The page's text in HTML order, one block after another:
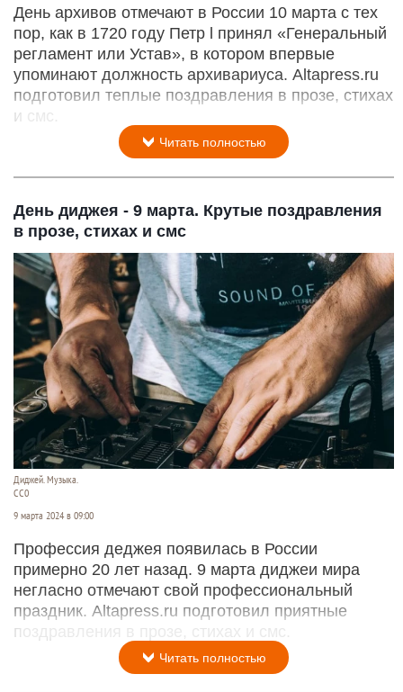
День архивов отмечают в России 10 марта с тех
пор, как в 1720 году Петр l принял «Генеральный
регламент или Устав», в котором впервые
упоминают должность архивариуса. Altapress.ru
подготовил теплые поздравления в прозе, стихах
и смс.
Читать полностью
День диджея - 9 марта. Крутые поздравления
в прозе, стихах и смс
Диджей. Музыка.
СС0
9 марта 2024 в 09:00
Профессия деджея появилась в России
примерно 20 лет назад. 9 марта диджеи мира
негласно отмечают свой профессиональный
праздник. Altapress.ru подготовил приятные
поздравления в прозе, стихах и смс.
Читать полностью